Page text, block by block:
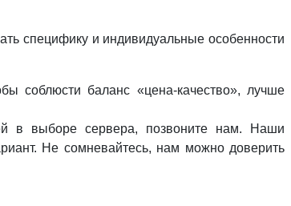
специфику и индивидуальные особенности
соблюсти баланс «цена-качество», лучше
в выборе сервера, позвоните нам. Наши
Не сомневайтесь, нам можно доверить